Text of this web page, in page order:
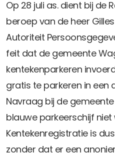
Privacybeleid
ANBI Status
Playlist
Op 28 juli as. dient bij de
beroep van de heer
Autoriteit
feit dat de gemeente
kentekenparkeren
gratis te parkeren in een
Navraag bij de
blauwe parkeerschijf
Kentekenregistratie is
zonder dat er een